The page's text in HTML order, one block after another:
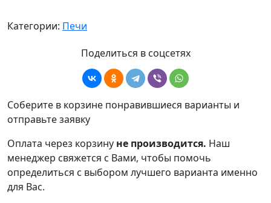
Категории: Печи
Поделиться в соцсетях
Соберите в корзине понравившиеся варианты и
отправьте заявку
Оплата через корзину не производится. Наш
менеджер свяжется с Вами, чтобы помочь
определиться с выбором лучшего варианта именно
для Вас.